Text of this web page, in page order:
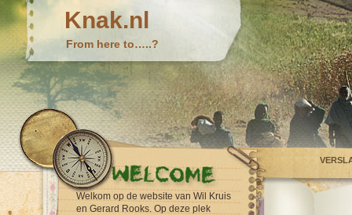
Knak.nl
From here to…..?
Welkom op de website van Wil Kruis
en Gerard Rooks. Op deze plek